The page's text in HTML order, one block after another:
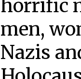
horrific
men,
Nazis